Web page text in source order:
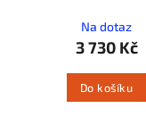
Na dotaz
3 730 Kč
Do košíku